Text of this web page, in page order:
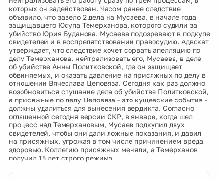
которых он задействован. Часом ранее следствие
объявило, что завело 2 дела на Мусаева, в начале года
защищавшего Юсупа Темерханова, которого судили за
убийство Юрия Буданова. Мусаева подозревают в подкупе
свидетелей и в воспрепятствовании правосудию. Адвокат
утверждает, что следствие хочет сорвать апелляцию по
делу Темерханова, нейтрализовать его, Мусаева, в деле
об убийстве Анны Политковской, где он защищает
обвиняемых, и оказать давление на присяжных по делу в
отношении Вячеслава Цеповяза. Сегодня как раз должно
возобновиться слушание дела об убийстве Политковской,
а присяжные по делу Цеповяза - это кущевские события -
должны удалиться для вынесения вердикта. Согласно
оглашенной сегодня версии СКР, в январе, когда шел
процесс над Темерхановым, Мусаев подкупил двух
свидетелей, чтобы они дали ложные показания, и давил
на присяжных, угрожая в том числе причинением вреда
здоровью. Коллегию присяжных меняли, а Темерханов
получил 15 лет строго режима.